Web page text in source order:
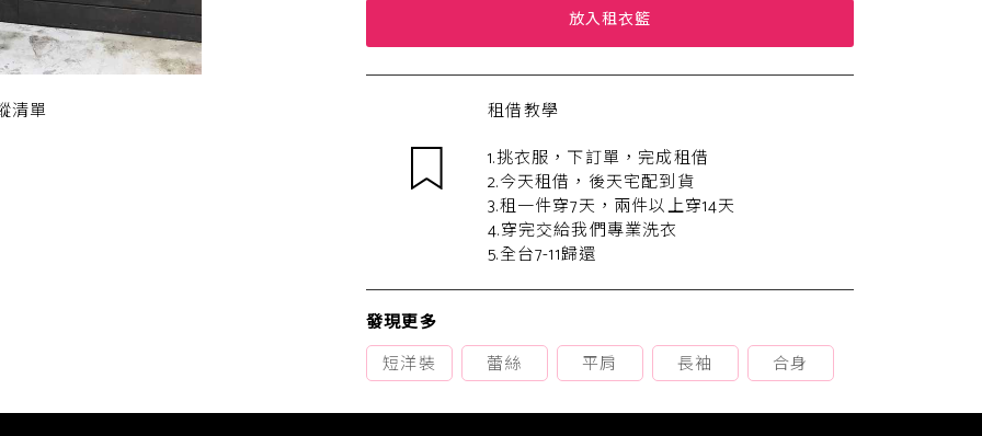
清單
放入租衣籃
租借教學
1.挑衣服，下訂單，完成租借
2.今天租借，後天宅配到貨
3.租一件穿7天，兩件以上穿14天
4.穿完交給我們專業洗衣
5.全台7-11歸還
發現更多
短洋裝
蕾絲 平肩 長袖 合身